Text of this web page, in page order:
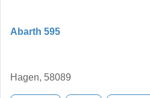
Abarth 595
Hagen, 58089